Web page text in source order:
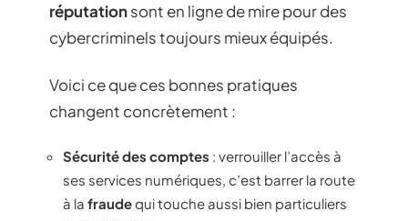
réputationsont en ligne de mire pour des
cybercriminels toujours mieux équipés.
Voici ce que ces bonnes pratiques
changent concrètement :
Sécurité des comptes : verrouiller l’accès à
ses services numériques, c’est barrer la route
à la fraudequi touche aussi bien particuliers